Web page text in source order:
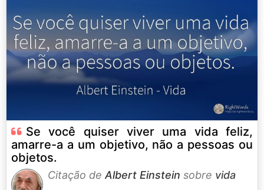
Se você quiser viver uma vida feliz,
amarre-a a um objetivo, não a pessoas ou
objetos.
Citação de Albert Einstein sobre vida